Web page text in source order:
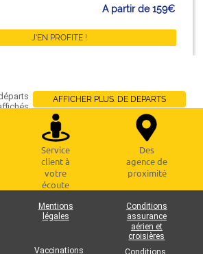
A partir de 159€
J'EN PROFITE !
Service
client à
votre
écoute
Des
agence de
proximité
Mentions
légales
Conditions
assurance
aérien et
croisières
Vaccinations
Conditions
AFFICHER PLUS. DE DEPARTS